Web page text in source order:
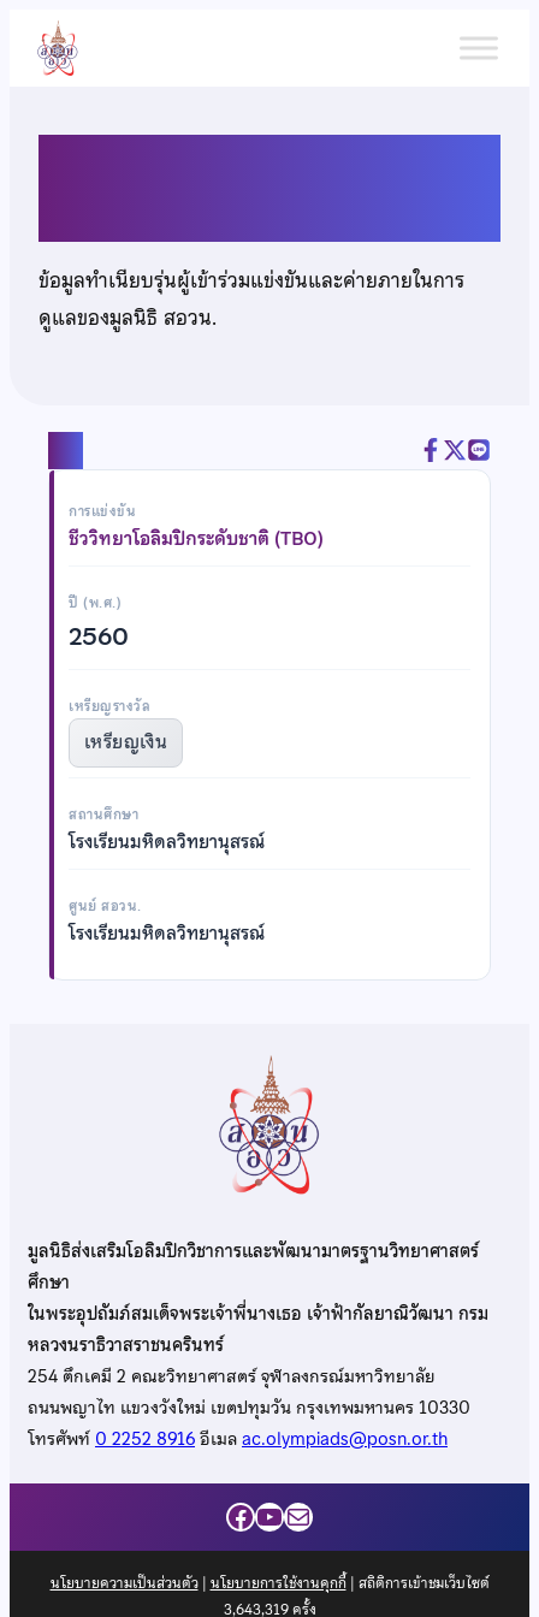
เนื้อหา
ข้อมูลทำเนียบรุ่นผู้เข้าร่วมแข่งขันและค่ายภายในการ
ดูแลของมูลนิธิ สอวน.
การแข่งขัน
ชีววิทยาโอลิมปิกระดับชาติ (TBO)
ปี (พ.ศ.)
2560
เหรียญรางวัล
เหรียญเงิน
สถานศึกษา
โรงเรียนมหิดลวิทยานุสรณ์
ศูนย์ สอวน.
โรงเรียนมหิดลวิทยานุสรณ์
มูลนิธิส่งเสริมโอลิมปิกวิชาการและพัฒนามาตรฐานวิทยาศาสตร์
ศึกษา
ในพระอุปถัมภ์สมเด็จพระเจ้าพี่นางเธอ เจ้าฟ้ากัลยาณิวัฒนา กรม
หลวงนราธิวาสราชนครินทร์
254 ตึกเคมี 2 คณะวิทยาศาสตร์ จุฬาลงกรณ์มหาวิทยาลัย
ถนนพญาไท แขวงวังใหม่ เขตปทุมวัน กรุงเทพมหานคร 10330
โทรศัพท์0 2252 8916อีเมลac.olympiads@posn.or.th
Facebook
YouTube
Mail
นโยบายความเป็นส่วนตัว| นโยบายการใช้งานคุกกี้| สถิติการเข้าชมเว็บไซต์
3,643,319ครั้ง